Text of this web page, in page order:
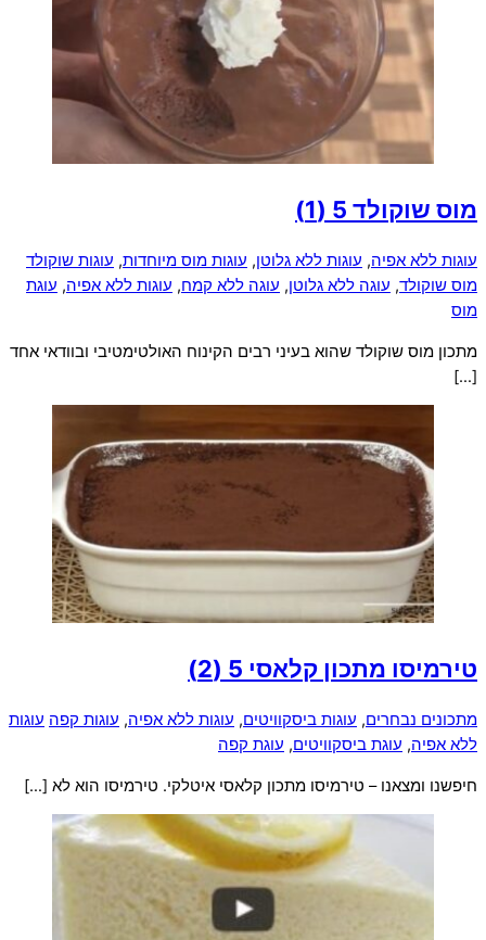
מוס שוקולד 5 (1)
עוגות ללא אפיה, עוגות ללא גלוטן, עוגות מוס מיוחדות, עוגות שוקולד
מוס שוקולד, עוגה ללא גלוטן, עוגה ללא קמח, עוגות ללא אפיה, עוגת
מוס
מתכון מוס שוקולד שהוא בעיני רבים הקינוח האולטימטיבי ובוודאי אחד
[…]
טירמיסו מתכון קלאסי 5 (2)
מתכונים נבחרים, עוגות ביסקוויטים, עוגות ללא אפיה, עוגות קפה עוגות
ללא אפיה, עוגת ביסקוויטים, עוגת קפה
חיפשנו ומצאנו – טירמיסו מתכון קלאסי איטלקי. טירמיסו הוא לא […]